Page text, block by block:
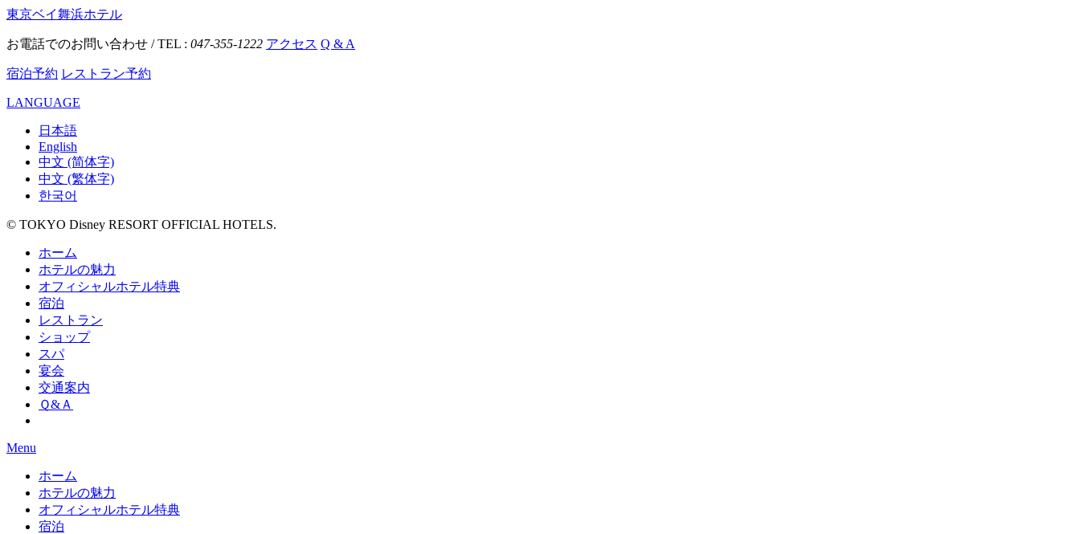
東京ベイ舞浜ホテル
お電話でのお問い合わせ / TEL : 047-355-1222 アクセス Q & A
宿泊予約 レストラン予約
LANGUAGE
日本語
English
中文 (简体字)
中文 (繁体字)
한국어
© TOKYO Disney RESORT OFFICIAL HOTELS.
ホーム
ホテルの魅力
オフィシャルホテル特典
宿泊
レストラン
ショップ
スパ
宴会
交通案内
Ｑ&Ａ
Menu
ホーム
ホテルの魅力
オフィシャルホテル特典
宿泊